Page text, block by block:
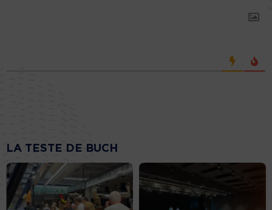
LA TESTE DE BUCH